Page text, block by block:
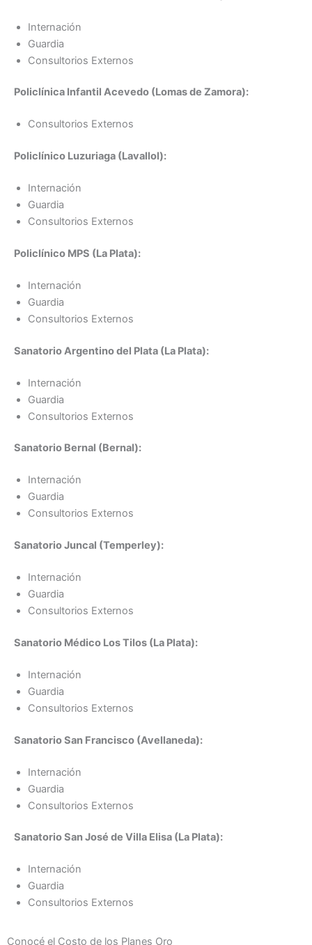
Internación
Guardia
Consultorios Externos
Policlínica Infantil Acevedo (Lomas de Zamora):
Consultorios Externos
Policlínico Luzuriaga (Lavallol):
Internación
Guardia
Consultorios Externos
Policlínico MPS (La Plata):
Internación
Guardia
Consultorios Externos
Sanatorio Argentino del Plata (La Plata):
Internación
Guardia
Consultorios Externos
Sanatorio Bernal (Bernal):
Internación
Guardia
Consultorios Externos
Sanatorio Juncal (Temperley):
Internación
Guardia
Consultorios Externos
Sanatorio Médico Los Tilos (La Plata):
Internación
Guardia
Consultorios Externos
Sanatorio San Francisco (Avellaneda):
Internación
Guardia
Consultorios Externos
Sanatorio San José de Villa Elisa (La Plata):
Internación
Guardia
Consultorios Externos
Conocé el Costo de los Planes Oro